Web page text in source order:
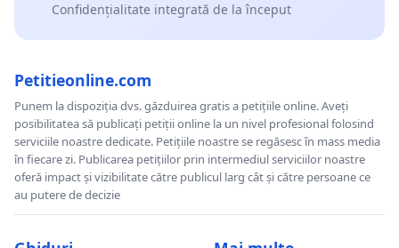
Confidențialitate integrată de la început
Petitieonline.com
Punem la dispoziția dvs. găzduirea gratis a petițiile online. Aveți
posibilitatea să publicați petiții online la un nivel profesional folosind
serviciile noastre dedicate. Petițiile noastre se regăsesc în mass media
în fiecare zi. Publicarea petițiilor prin intermediul serviciilor noastre
oferă impact și vizibilitate către publicul larg cât și către persoane ce
au putere de decizie